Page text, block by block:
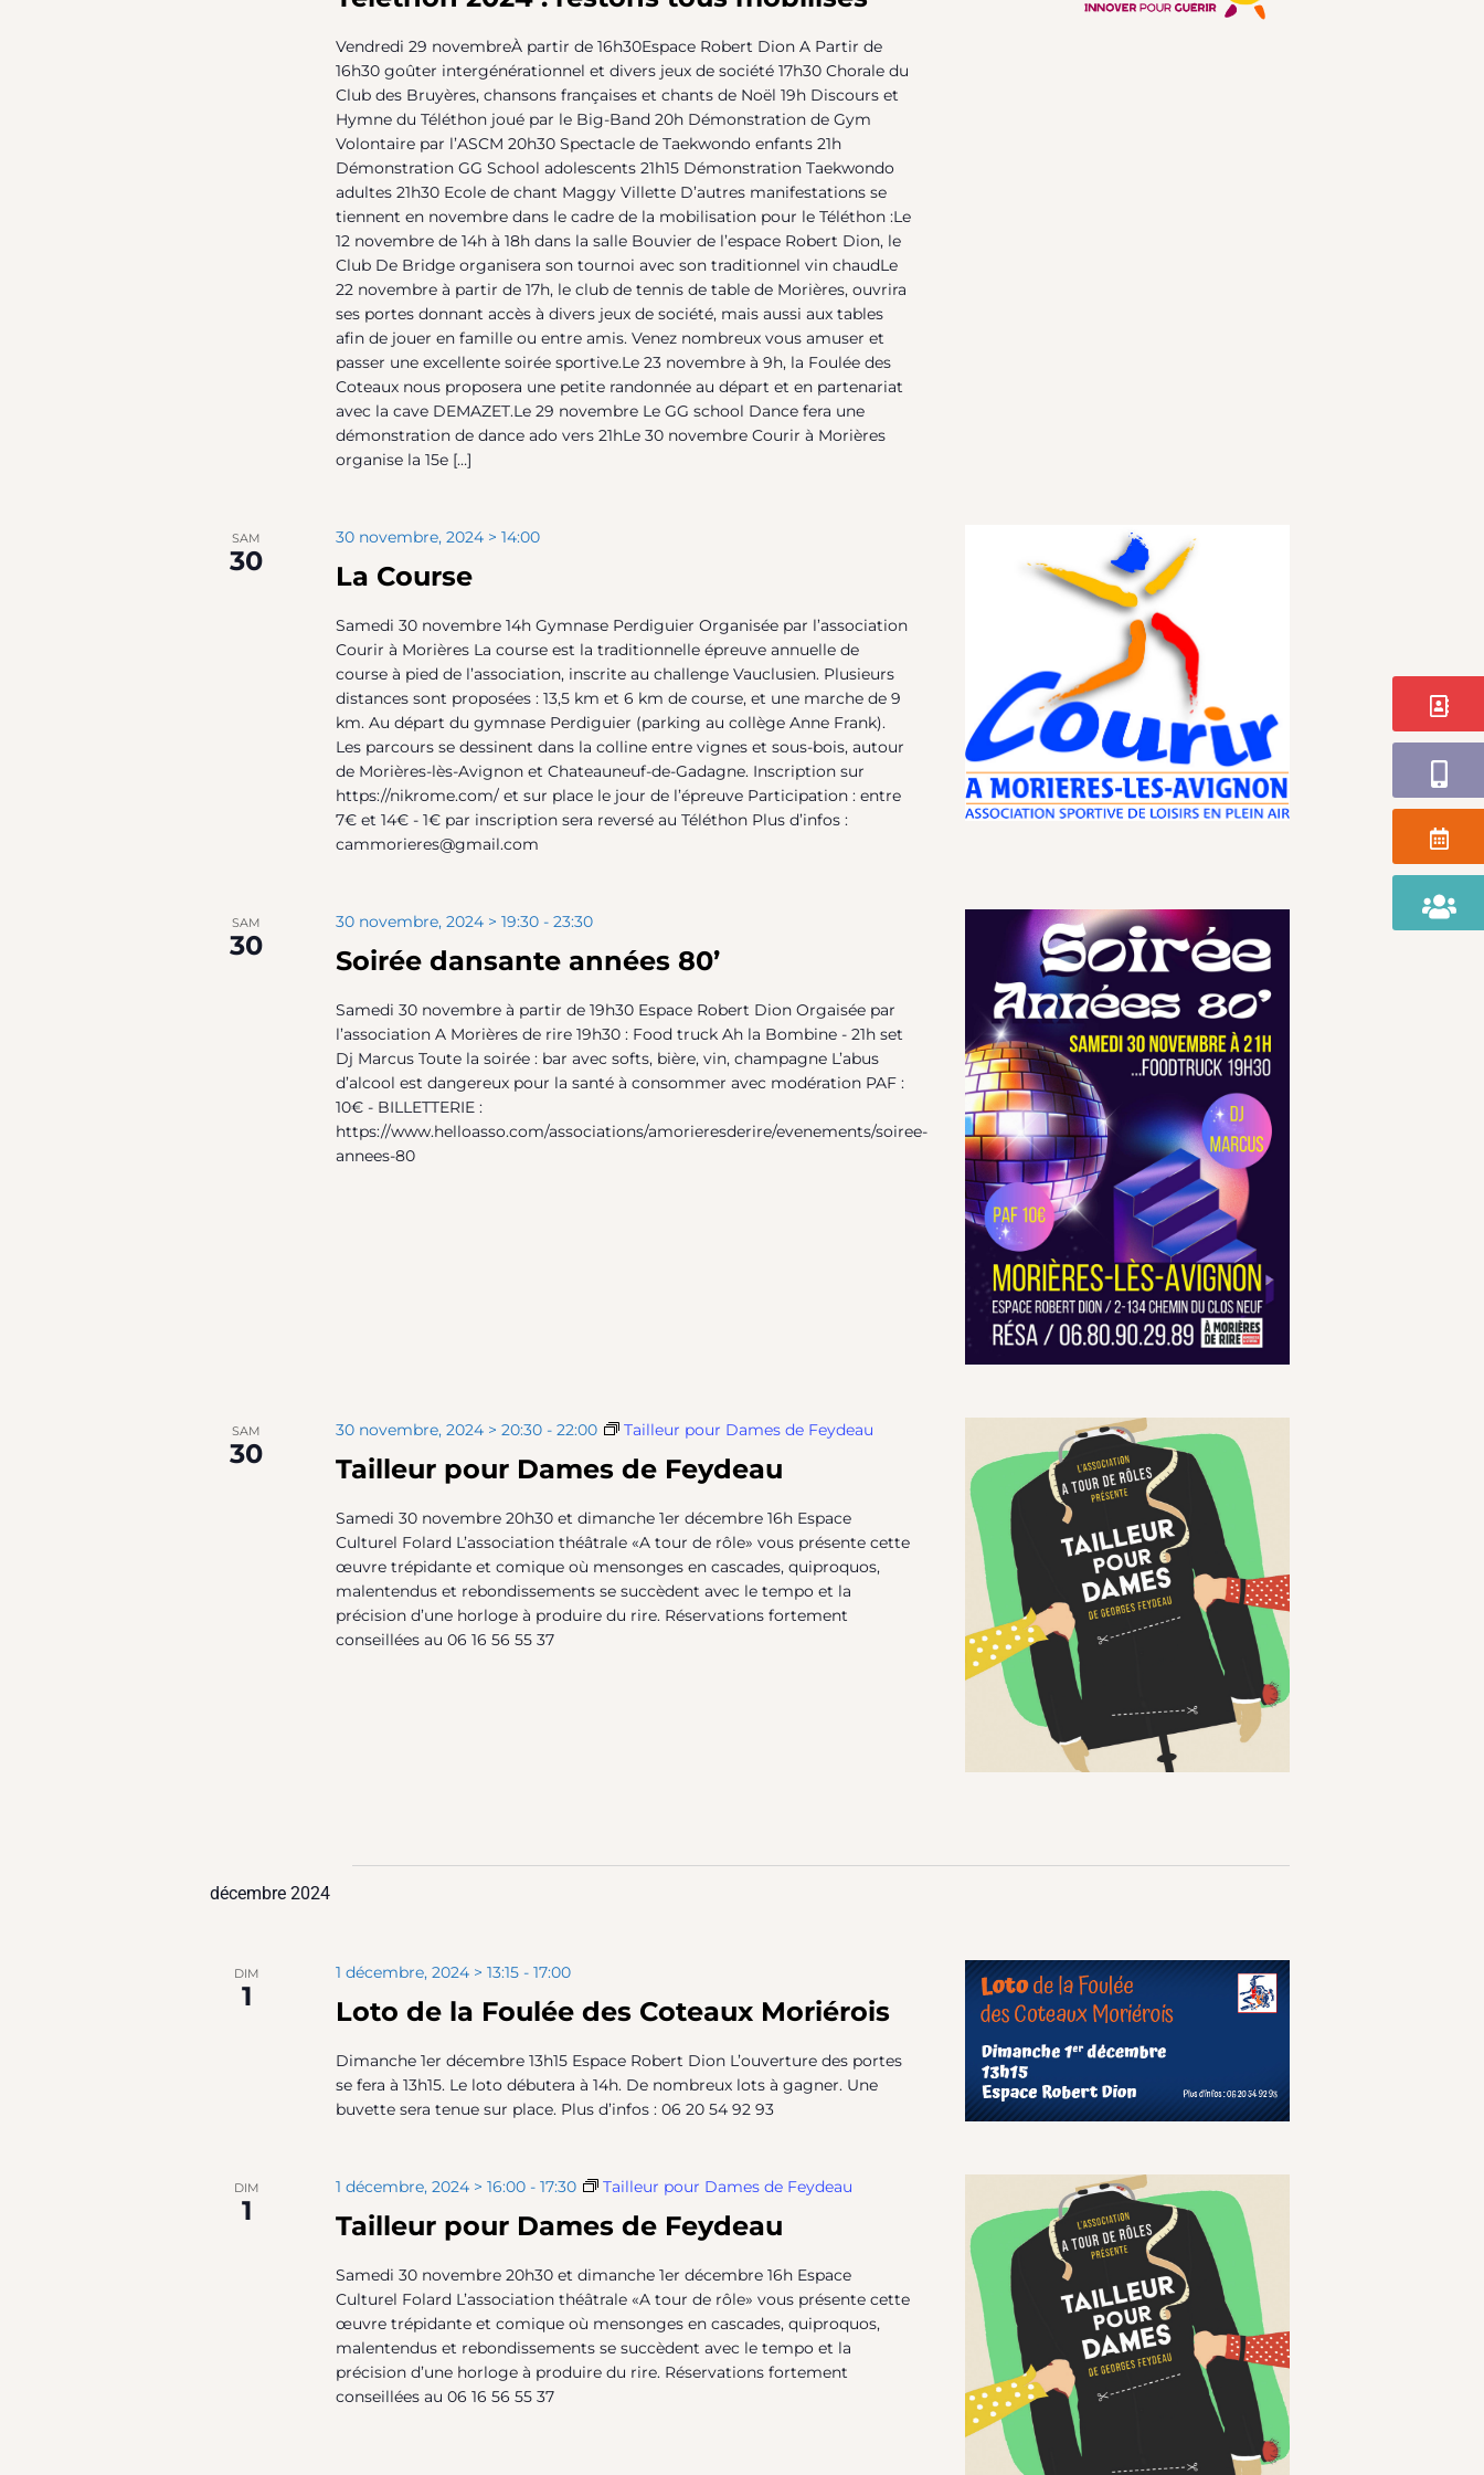
Vendredi 29 novembreÀ partir de 16h30Espace Robert Dion A Partir de
16h30 goûter intergénérationnel et divers jeux de société 17h30 Chorale du
Club des Bruyères, chansons françaises et chants de Noël 19h Discours et
Hymne du Téléthon joué par le Big-Band 20h Démonstration de Gym
Volontaire par l’ASCM 20h30 Spectacle de Taekwondo enfants 21h
Démonstration GG School adolescents 21h15 Démonstration Taekwondo
adultes 21h30 Ecole de chant Maggy Villette D’autres manifestations se
tiennent en novembre dans le cadre de la mobilisation pour le Téléthon :Le
12 novembre de 14h à 18h dans la salle Bouvier de l’espace Robert Dion, le
Club De Bridge organisera son tournoi avec son traditionnel vin chaudLe
22 novembre à partir de 17h, le club de tennis de table de Morières, ouvrira
ses portes donnant accès à divers jeux de société, mais aussi aux tables
afin de jouer en famille ou entre amis. Venez nombreux vous amuser et
passer une excellente soirée sportive.Le 23 novembre à 9h, la Foulée des
Coteaux nous proposera une petite randonnée au départ et en partenariat
avec la cave DEMAZET.Le 29 novembre Le GG school Dance fera une
démonstration de dance ado vers 21hLe 30 novembre Courir à Morières
organise la 15e […]
SAM
30 La Course
30 novembre, 2024 > 14:00
Samedi 30 novembre 14h Gymnase Perdiguier Organisée par l’association
Courir à Morières La course est la traditionnelle épreuve annuelle de
course à pied de l’association, inscrite au challenge Vauclusien. Plusieurs
distances sont proposées : 13,5 km et 6 km de course, et une marche de 9
km. Au départ du gymnase Perdiguier (parking au collège Anne Frank).
Les parcours se dessinent dans la colline entre vignes et sous-bois, autour
de Morières-lès-Avignon et Chateauneuf-de-Gadagne. Inscription sur
https://nikrome.com/ et sur place le jour de l’épreuve Participation : entre
7€ et 14€ - 1€ par inscription sera reversé au Téléthon Plus d’infos :
cammorieres@gmail.com
SAM
30 Soirée dansante années 80’
30 novembre, 2024 > 19:30 -23:30
Samedi 30 novembre à partir de 19h30 Espace Robert Dion Orgaisée par
l’association A Morières de rire 19h30 : Food truck Ah la Bombine - 21h set
Dj Marcus Toute la soirée : bar avec softs, bière, vin, champagne L’abus
d’alcool est dangereux pour la santé à consommer avec modération PAF :
10€ - BILLETTERIE :
https://www.helloasso.com/associations/amorieresderire/evenements/soiree-
annees-80
SAM
30 Tailleur pour Dames de Feydeau
30 novembre, 2024 > 20:30 -22:00 Tailleur pour Dames de Feydeau
Samedi 30 novembre 20h30 et dimanche 1er décembre 16h Espace
Culturel Folard L’association théâtrale «A tour de rôle» vous présente cette
œuvre trépidante et comique où mensonges en cascades, quiproquos,
malentendus et rebondissements se succèdent avec le tempo et la
précision d’une horloge à produire du rire. Réservations fortement
conseillées au 06 16 56 55 37
décembre 2024
DIM
1 Loto de la Foulée des Coteaux Moriérois
1 décembre, 2024 > 13:15 -17:00
Dimanche 1er décembre 13h15 Espace Robert Dion L’ouverture des portes
se fera à 13h15. Le loto débutera à 14h. De nombreux lots à gagner. Une
buvette sera tenue sur place. Plus d’infos : 06 20 54 92 93
DIM
1 Tailleur pour Dames de Feydeau
1 décembre, 2024 > 16:00 -17:30 Tailleur pour Dames de Feydeau
Samedi 30 novembre 20h30 et dimanche 1er décembre 16h Espace
Culturel Folard L’association théâtrale «A tour de rôle» vous présente cette
œuvre trépidante et comique où mensonges en cascades, quiproquos,
malentendus et rebondissements se succèdent avec le tempo et la
précision d’une horloge à produire du rire. Réservations fortement
conseillées au 06 16 56 55 37
Contact
Application
Agenda
Portail
Famille